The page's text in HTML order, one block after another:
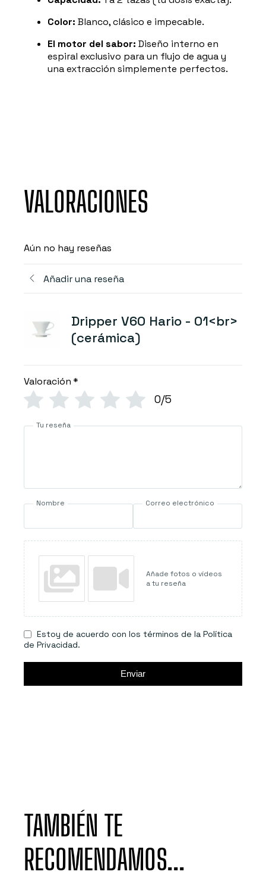
Color: Blanco, clásico e impecable.
El motor del sabor: Diseño interno en
espiral exclusivo para un flujo de agua y
una extracción simplemente perfectos.
VALORACIONES
Aún no hay reseñas
Añadir una reseña
Dripper V60 Hario - 01<br>
(cerámica)
Valoración*
0/5
Tu reseña
Nombre Correo electrónico
Añade fotos o vídeos
a tu reseña
Estoy de acuerdo con los términos de la Política
de Privacidad.
Enviar
TAMBIÉN TE
RECOMENDAMOS...